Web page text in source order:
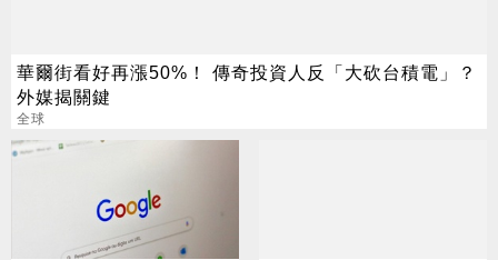
華爾街看好再漲50%！ 傳奇投資人反「大砍台積電」？
外媒揭關鍵
全球